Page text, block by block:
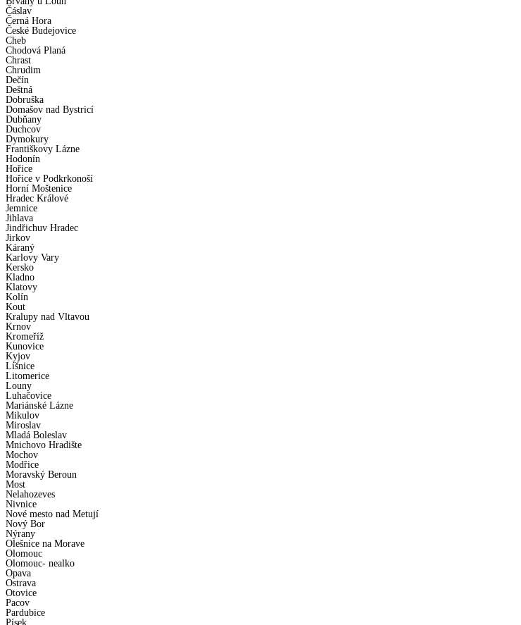
Čáslav
Černá Hora
České Budejovice
Cheb
Chodová Planá
Chrast
Chrudim
Dečín
Deštná
Dobruška
Domašov nad Bystricí
Dubňany
Duchcov
Dymokury
Františkovy Lázne
Hodonín
Hořice
Hořice v Podkrkonoší
Horní Moštenice
Hradec Králové
Jemnice
Jihlava
Jindřichuv Hradec
Jirkov
Káraný
Karlovy Vary
Kersko
Kladno
Klatovy
Kolín
Kout
Kralupy nad Vltavou
Krnov
Kromeříž
Kunovice
Kyjov
Líšnice
Litomerice
Louny
Luhačovice
Mariánské Lázne
Mikulov
Miroslav
Mladá Boleslav
Mnichovo Hradište
Mochov
Modřice
Moravský Beroun
Most
Nelahozeves
Nivnice
Nové mesto nad Metují
Nový Bor
Nýrany
Olešnice na Morave
Olomouc
Olomouc- nealko
Opava
Ostrava
Otovice
Pacov
Pardubice
Písek